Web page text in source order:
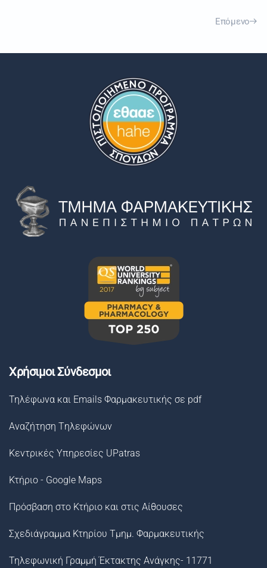
Επόμενο
Χρήσιμοι Σύνδεσμοι
Τηλέφωνα και Emails Φαρμακευτικής σε pdf
Αναζήτηση Tηλεφώνων
Κεντρικές Υπηρεσίες UPatras
Κτήριο - Google Maps
Πρόσβαση στο Κτήριο και στις Αίθουσες
Σχεδιάγραμμα Κτηρίου Τμημ. Φαρμακευτικής
Τηλεφωνική Γραμμή Έκτακτης Ανάγκης- 11771